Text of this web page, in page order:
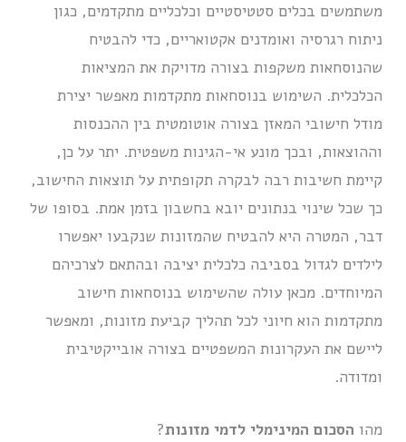
משתמשים בכלים סטטיסטיים וכלכליים מתקדמים, כגון
ניתוח רגרסיה ואומדנים אקטואריים, כדי להבטיח
שהנוסחאות משקפות בצורה מדויקת את המציאות
הכלכלית. השימוש בנוסחאות מתקדמות מאפשר יצירת
מודל חישובי המאזן בצורה אוטומטית בין ההכנסות
וההוצאות, ובכך מונע אי-הגינות משפטית. יתר על כן,
קיימת חשיבות רבה לבקרה תקופתית על תוצאות החישוב,
כך שכל שינוי בנתונים יובא בחשבון בזמן אמת. בסופו של
דבר, המטרה היא להבטיח שהמזונות שנקבעו יאפשרו
לילדים לגדול בסביבה כלכלית יציבה ובהתאם לצרכיהם
המיוחדים. מכאן עולה שהשימוש בנוסחאות חישוב
מתקדמות הוא חיוני לכל תהליך קביעת מזונות, ומאפשר
ליישם את העקרונות המשפטיים בצורה אובייקטיבית
ומדודה.
מהו הסכום המינימלי לדמי מזונות?